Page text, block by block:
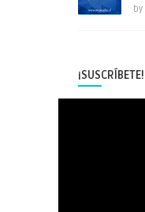
by
¡SUSCRÍBETE!